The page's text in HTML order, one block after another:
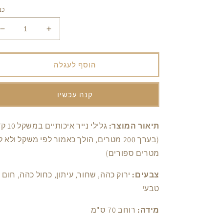
את
הכמות
גליל
נייר
גדולה
הגדל
את
הכמות
עבור
גליל
נייר
בכמות
גדולה
הוסף לעגלה
קנה עכשיו
תיאור המוצר:
גלילי נייר
(בערך 200 מטרים, הולך כאמור לפי משקל ולא
מטרים ספורים)
צבעים: ירוק כהה, שחור, עיתון, כחול כהה, חום
טבעי
מידה: רוחב 70 ס"מ